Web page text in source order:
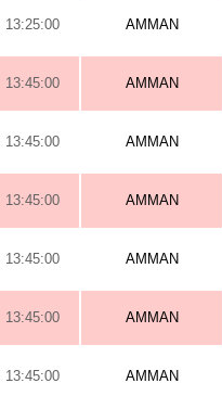
13:25:00 AMMAN
13:45:00 AMMAN
13:45:00 AMMAN
13:45:00 AMMAN
13:45:00 AMMAN
13:45:00 AMMAN
13:45:00 AMMAN